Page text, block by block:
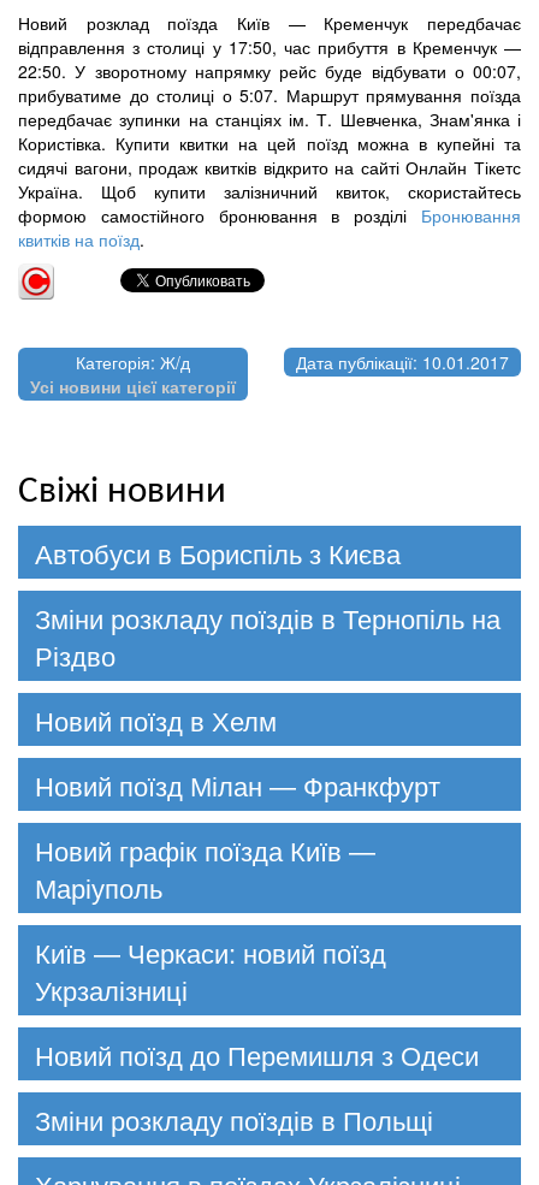
Новий розклад поїзда Київ — Кременчук передбачає
відправлення з столиці у 17:50, час прибуття в Кременчук —
22:50. У зворотному напрямку рейс буде відбувати о 00:07,
прибуватиме до столиці о 5:07. Маршрут прямування поїзда
передбачає зупинки на станціях ім. Т. Шевченка, Знам'янка і
Користівка. Купити квитки на цей поїзд можна в купейні та
сидячі вагони, продаж квитків відкрито на сайті Онлайн Тікетс
Україна. Щоб купити залізничний квиток, скористайтесь
формою самостійного бронювання в розділі Бронювання
квитків на поїзд.
Категорія: Ж/д
Усі новини цієї категорії
Дата публікації: 10.01.2017
Свіжі новини
Автобуси в Бориспіль з Києва
Зміни розкладу поїздів в Тернопіль на
Різдво
Новий поїзд в Хелм
Новий поїзд Мілан — Франкфурт
Новий графік поїзда Київ —
Маріуполь
Київ — Черкаси: новий поїзд
Укрзалізниці
Новий поїзд до Перемишля з Одеси
Зміни розкладу поїздів в Польщі